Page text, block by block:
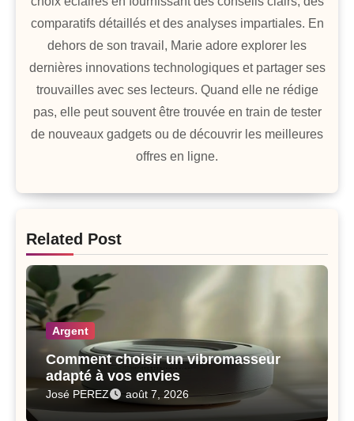
comparatifs détaillés et des analyses impartiales. En
dehors de son travail, Marie adore explorer les
dernières innovations technologiques et partager ses
trouvailles avec ses lecteurs. Quand elle ne rédige
pas, elle peut souvent être trouvée en train de tester
de nouveaux gadgets ou de découvrir les meilleures
offres en ligne.
Related Post
Argent
Comment choisir un vibromasseur
adapté à vos envies
José PEREZ août 7, 2026